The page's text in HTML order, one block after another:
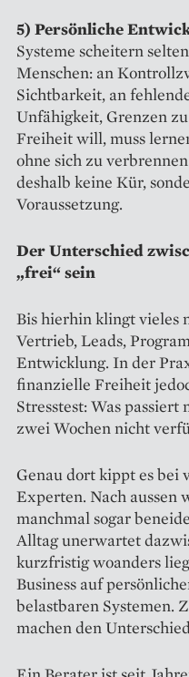
5) Persönliche
Systeme scheitern
Menschen: an
Sichtbarkeit, an
Unfähigkeit, Grenzen
Freiheit will, muss
ohne sich zu
deshalb keine Kür,
Voraussetzung.
Der Unterschied
„frei“ sein
Bis hierhin klingt vieles
Vertrieb, Leads,
Entwicklung. In der
finanzielle Freiheit
Stresstest: Was
zwei Wochen nicht
Genau dort kippt es bei
Experten. Nach aussen
manchmal sogar
Alltag unerwartet
kurzfristig woanders
Business auf
belastbaren Systemen.
machen den